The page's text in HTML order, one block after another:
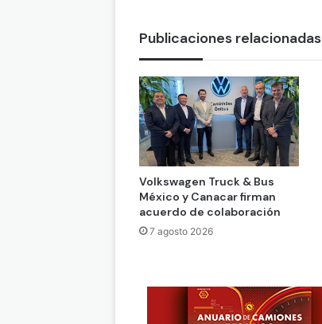
Publicaciones relacionadas
Volkswagen Truck & Bus
México y Canacar firman
acuerdo de colaboración
7 agosto 2026